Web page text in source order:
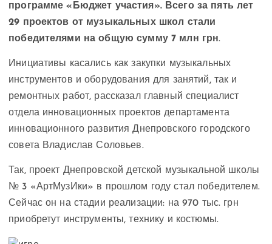
программе «Бюджет участия». Всего за пять лет
29 проектов от музыкальных школ стали
победителями на общую сумму 7 млн грн.
Инициативы касались как закупки музыкальных
инструментов и оборудования для занятий, так и
ремонтных работ, рассказал главный специалист
отдела инновационных проектов департамента
инновационного развития Днепровского городского
совета Владислав Соловьев.
Так, проект Днепровской детской музыкальной школы
№ 3 «АртМузИки» в прошлом году стал победителем.
Сейчас он на стадии реализации: на 970 тыс. грн
приобретут инструменты, технику и костюмы.